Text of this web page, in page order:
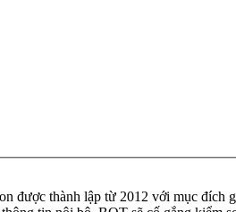
được thành lập từ 2012 với mục đích